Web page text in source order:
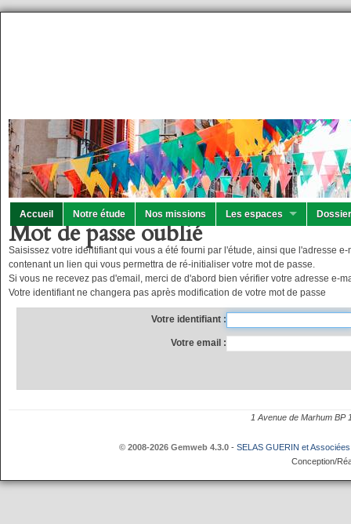
Accueil Notre étude Nos missions Les espaces
Mot de passe oublié
Saisissez votre identifiant qui vous a été fourni par l'étude, ainsi que l'adresse
contenant un lien qui vous permettra de ré-initialiser votre mot de passe.
Si vous ne recevez pas d'email, merci de d'abord bien vérifier votre adresse e-
Votre identifiant ne changera pas après modification de votre mot de passe
Votre identifiant
Votre email
1 Avenue de Marhum BP
© 2008-2026 Gemweb 4.3.0 - SELAS GUERIN et Associées
Conception/